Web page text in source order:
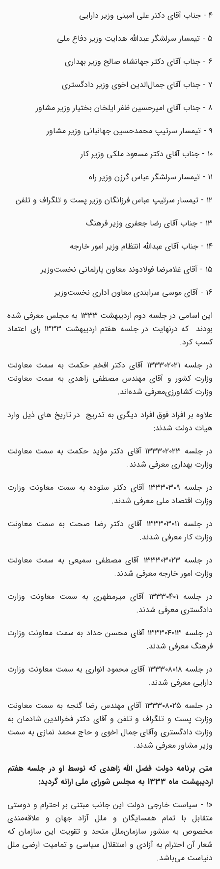
‌این اسامی در جلسه دوم اردیبهشت 1333 به مجلس معرفی شده
بودند که درنهایت در جلسه هفتم اردیبهشت 1333 رای اعتماد
کسب کرد.
‌در جلسه ۱۳۳۳۰۲۰۲۱ آقای دکتر افخم حکمت به سمت معاونت
وزارت کشور و آقای مهندس مصطفی زاهدی به سمت معاونت
وزارت کشاورزی‌معرفی شده‌اند.
علاوه بر افراد فوق افراد دیگری به تدریج در تاریخ های ذیل وارد
هیات دولت شدند:
‌در جلسه ۱۳۳۳۰۲۰۲۳ آقای دکتر مؤید حکمت به سمت معاونت
وزارت بهداری معرفی شدند.
‌در جلسه ۱۳۳۳۰۳۰۹ آقای دکتر ستوده به سمت معاونت وزارت
وزارت اقتصاد ملی معرفی شدند.
‌در جلسه ۱۳۳۳۰۳۰۱۱ آقای دکتر رضا صحت به سمت معاونت
وزارت کار معرفی شدند.
‌در جلسه ۱۳۳۳۰۳۰۲۳ آقای مصطفی سمیعی به سمت معاونت
وزارت امور خارجه معرفی شدند.
‌در جلسه ۱۳۳۳۰۴۰۱ آقای میرمطهری به سمت معاونت وزارت
دادگستری معرفی شدند.
‌در جلسه ۱۳۳۳۰۴۰۱۳ آقای محسن حداد به سمت معاونت وزارت
فرهنگ معرفی شدند.
‌در جلسه ۱۳۳۳۰۸۰۱۸ آقای محمود انواری به سمت معاونت وزارت
دارایی معرفی شدند.
‌در جلسه ۱۳۳۳۰۸۰۲۵ آقای مهندس رضا گنجه به سمت معاونت
وزارت پست و تلگراف و تلفن و آقای دکتر فخرالدین شادمان به
وزارت دادگستری و‌آقای جمال اخوی و حاج محمد نمازی به سمت
وزیر مشاور معرفی شدند.
متن برنامه دولت فضل الله زاهدی که توسط او در جلسه هفتم
اردیبهشت ماه 1333 به مجلس شورای ملی ارائه گردید:
«۱ - سیاست خارجی دولت این جانب مبتنی بر احترام و دوستی
متقابل با تمام همسایگان و ملل آزاد جهان و علاقه‌مندی
مخصوص به منشور سازمان‌ملل متحد و تقویت این سازمان که
شعار آن احترام به آزادی و استقلال سیاسی و تمامیت ارضی ملل
دنیاست می‌باشد.